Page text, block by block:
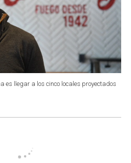
es llegar a los cinco locales proyectados